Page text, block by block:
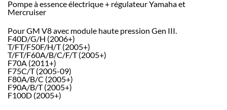
Pompe à essence électrique + régulateur Yamaha et
Mercruiser
Pour GM V8 avec module haute pression Gen III.
F40D/G/H (2006+)
T/FT/F50F/H/T (2005+)
T/FT/F60A/B/C/F/T (2005+)
F70A (2011+)
F75C/T (2005-09)
F80A/B/C (2005+)
F90A/B/T (2005+)
F100D (2005+)